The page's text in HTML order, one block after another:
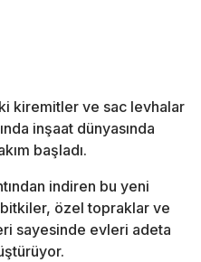
kiremitler ve sac levhalar
inşaat dünyasında
başladı.
indiren bu yeni
özel topraklar ve
sayesinde evleri adeta